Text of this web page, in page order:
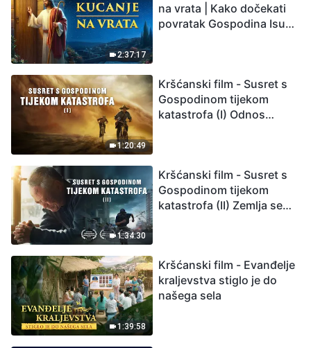
2:37:17
na vrata | Kako dočekati
povratak Gospodina Isusa
1:20:49
Kršćanski film - Susret s
Gospodinom tijekom
katastrofa (I) Odnos
1:34:30
Kršćanski film - Susret s
Gospodinom tijekom
katastrofa (II) Zemlja se
1:39:58
Kršćanski film - Evanđelje
kraljevstva stiglo je do
našega sela